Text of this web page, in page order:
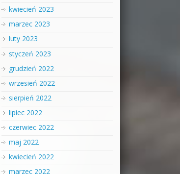
kwiecień 2023
marzec 2023
luty 2023
styczeń 2023
grudzień 2022
wrzesień 2022
sierpień 2022
lipiec 2022
czerwiec 2022
maj 2022
kwiecień 2022
marzec 2022